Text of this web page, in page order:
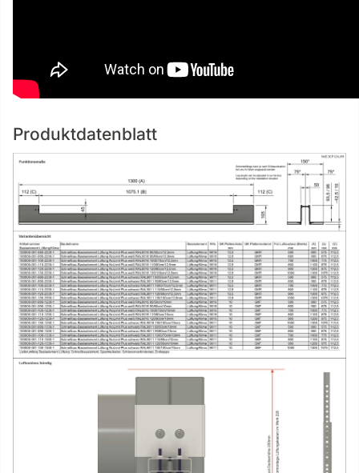
Produktdatenblatt